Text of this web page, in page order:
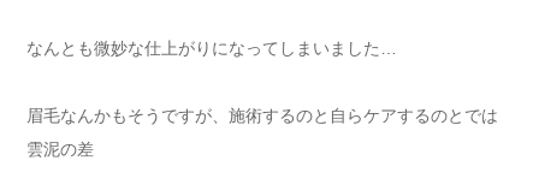
なんとも微妙な仕上がりになってしまいました…
眉毛なんかもそうですが、施術するのと自らケアするのとでは
雲泥の差